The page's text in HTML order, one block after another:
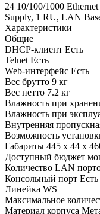
24 10/100/1000
Supply, 1 RU, LAN
Характеристики
Общие
DHCP-клиент Есть
Telnet Есть
Web-интерфейс Есть
Вес брутто 9 кг
Вес нетто 7.2 кг
Влажность при
Влажность при
Внутренняя
Возможность
Габариты 445 x 44 x
Доступный бюджет
Количество LAN
Консольный порт Есть
Линейка WS
Максимальное
Материал корпуса